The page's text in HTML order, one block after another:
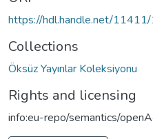
https://hdl.handle.net/
Collections
Öksüz Yayınlar Koleksiyonu
Rights and licensing
info:eu-repo/semantics/